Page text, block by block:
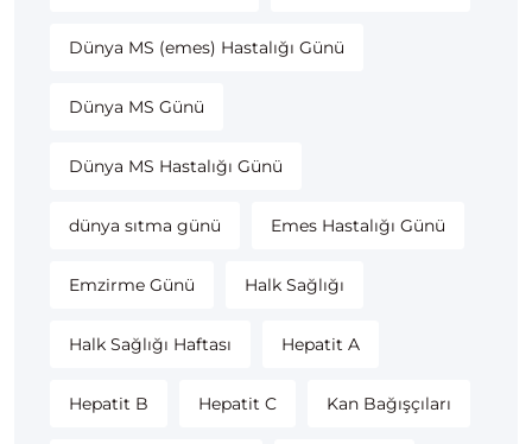
Dünya MS (emes) Hastalığı Günü
Dünya MS Günü
Dünya MS Hastalığı Günü
dünya sıtma günü Emes Hastalığı Günü
Emzirme Günü Halk Sağlığı
Halk Sağlığı Haftası Hepatit A
Hepatit B Hepatit C Kan Bağışçıları